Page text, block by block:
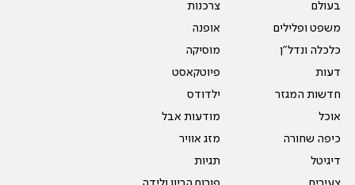
בעולם
משפט ופלילים
כלכלה ונדל"ן
דעות
חדשות המגזר
אוכל
כיפה שחורה
דיגיטל
צרכנות
אופנה
מוסיקה
פיוטקאסט
ילדודס
מודעות אבל
מזג אוויר
תגיות